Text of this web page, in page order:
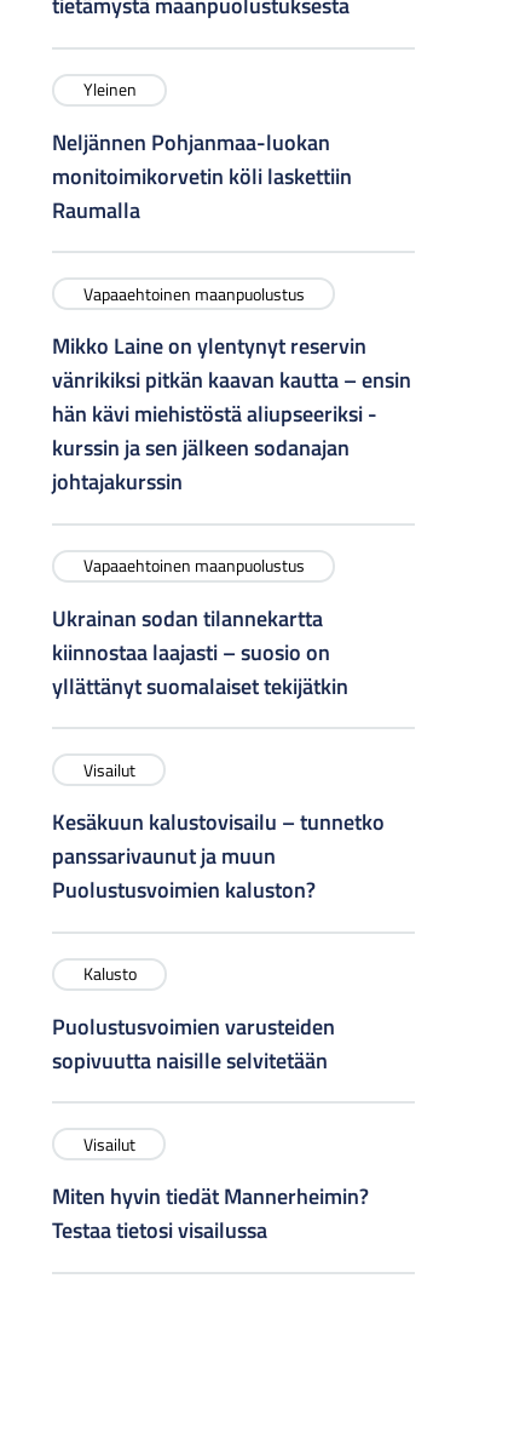
Yleinen
Neljännen Pohjanmaa-luokan
monitoimikorvetin köli laskettiin
Raumalla
Vapaaehtoinen maanpuolustus
Mikko Laine on ylentynyt reservin
vänrikiksi pitkän kaavan kautta – ensin
hän kävi miehistöstä aliupseeriksi -
kurssin ja sen jälkeen sodanajan
johtajakurssin
Vapaaehtoinen maanpuolustus
Ukrainan sodan tilannekartta
kiinnostaa laajasti – suosio on
yllättänyt suomalaiset tekijätkin
Visailut
Kesäkuun kalustovisailu – tunnetko
panssarivaunut ja muun
Puolustusvoimien kaluston?
Kalusto
Puolustusvoimien varusteiden
sopivuutta naisille selvitetään
Visailut
Miten hyvin tiedät Mannerheimin?
Testaa tietosi visailussa